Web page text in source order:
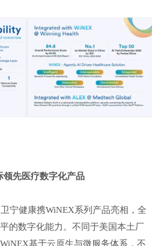
领先医疗数字化产品
宁健康携WiNEX系列产品亮相，全
的数字化能力。不同于美国本土厂
基于云原生与微服务体系，不